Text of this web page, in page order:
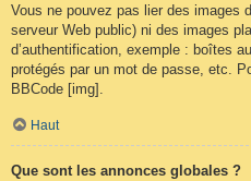
Vous ne pouvez pas lier des images
serveur Web public) ni des images
d’authentification, exemple : boîtes
protégés par un mot de passe, etc.
BBCode [img].
Haut
Que sont les annonces globales ?